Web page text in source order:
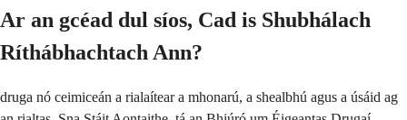
Ar an gcéad dul síos, Cad is Shubhálach
Ríthábhachtach Ann?
druga nó ceimiceán a rialaítear a mhonarú, a shealbhú agus a úsáid ag